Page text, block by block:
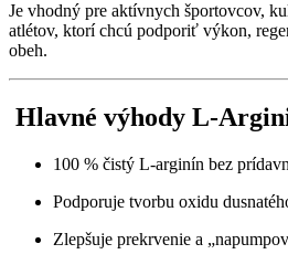
Je vhodný pre aktívnych športovcov,
atlétov, ktorí chcú podporiť výkon,
obeh.
Hlavné výhody L-
100 % čistý L-arginín bez
Podporuje tvorbu oxidu
Zlepšuje prekrvenie a